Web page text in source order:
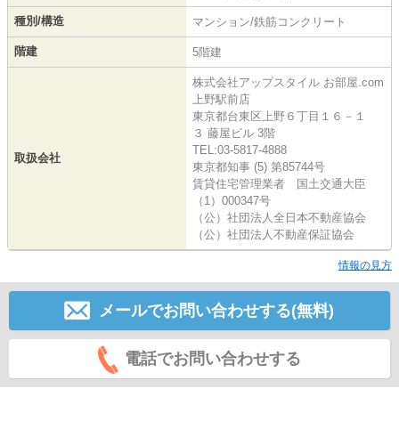
種別/構造 マンション/鉄筋コンクリート
階建 5階建
取扱会社
株式会社アップスタイル お部屋.com
上野駅前店
東京都台東区上野６丁目１６－１
３ 藤屋ビル 3階
TEL:03-5817-4888
東京都知事 (5) 第85744号
賃貸住宅管理業者 国土交通大臣
（1）000347号
（公）社団法人全日本不動産協会
（公）社団法人不動産保証協会
情報の見方
メールでお問い合わせする(無料)
電話でお問い合わせする